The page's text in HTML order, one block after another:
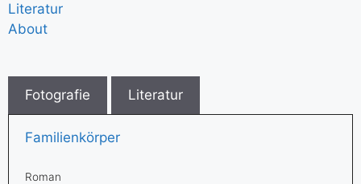
Literatur
About
Fotografie Literatur
Familienkörper
Roman